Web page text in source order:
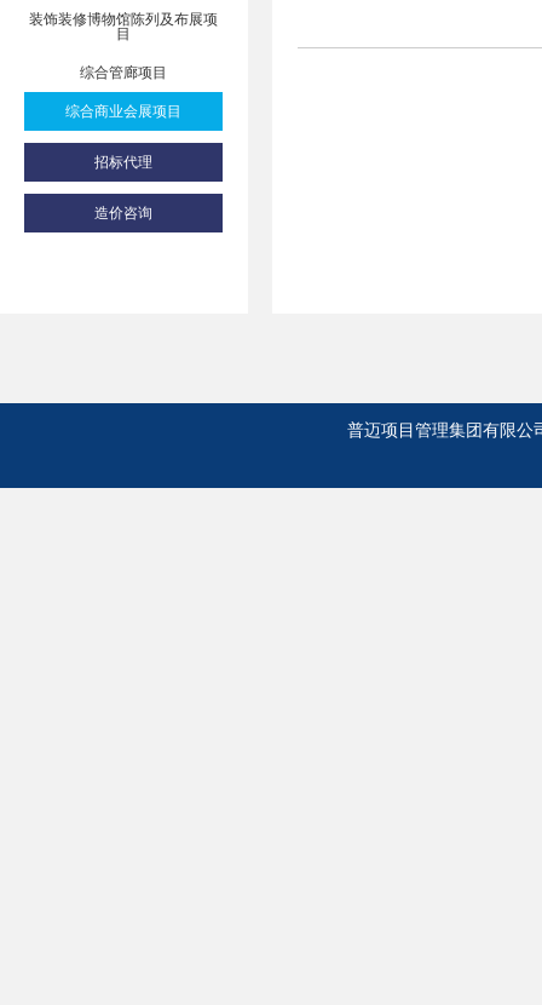
装饰装修博物馆陈列及布展项
目
综合管廊项目
综合商业会展项目
招标代理
造价咨询
普迈项目管理集团有限公